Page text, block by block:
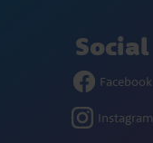
Social
Facebook
Instagram